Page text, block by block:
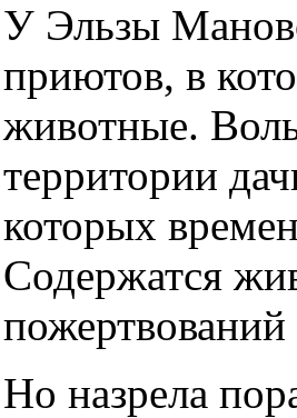
У Эльзы
приютов, в
животные.
территории
которых
Содержатся
пожертвований
Но назрела